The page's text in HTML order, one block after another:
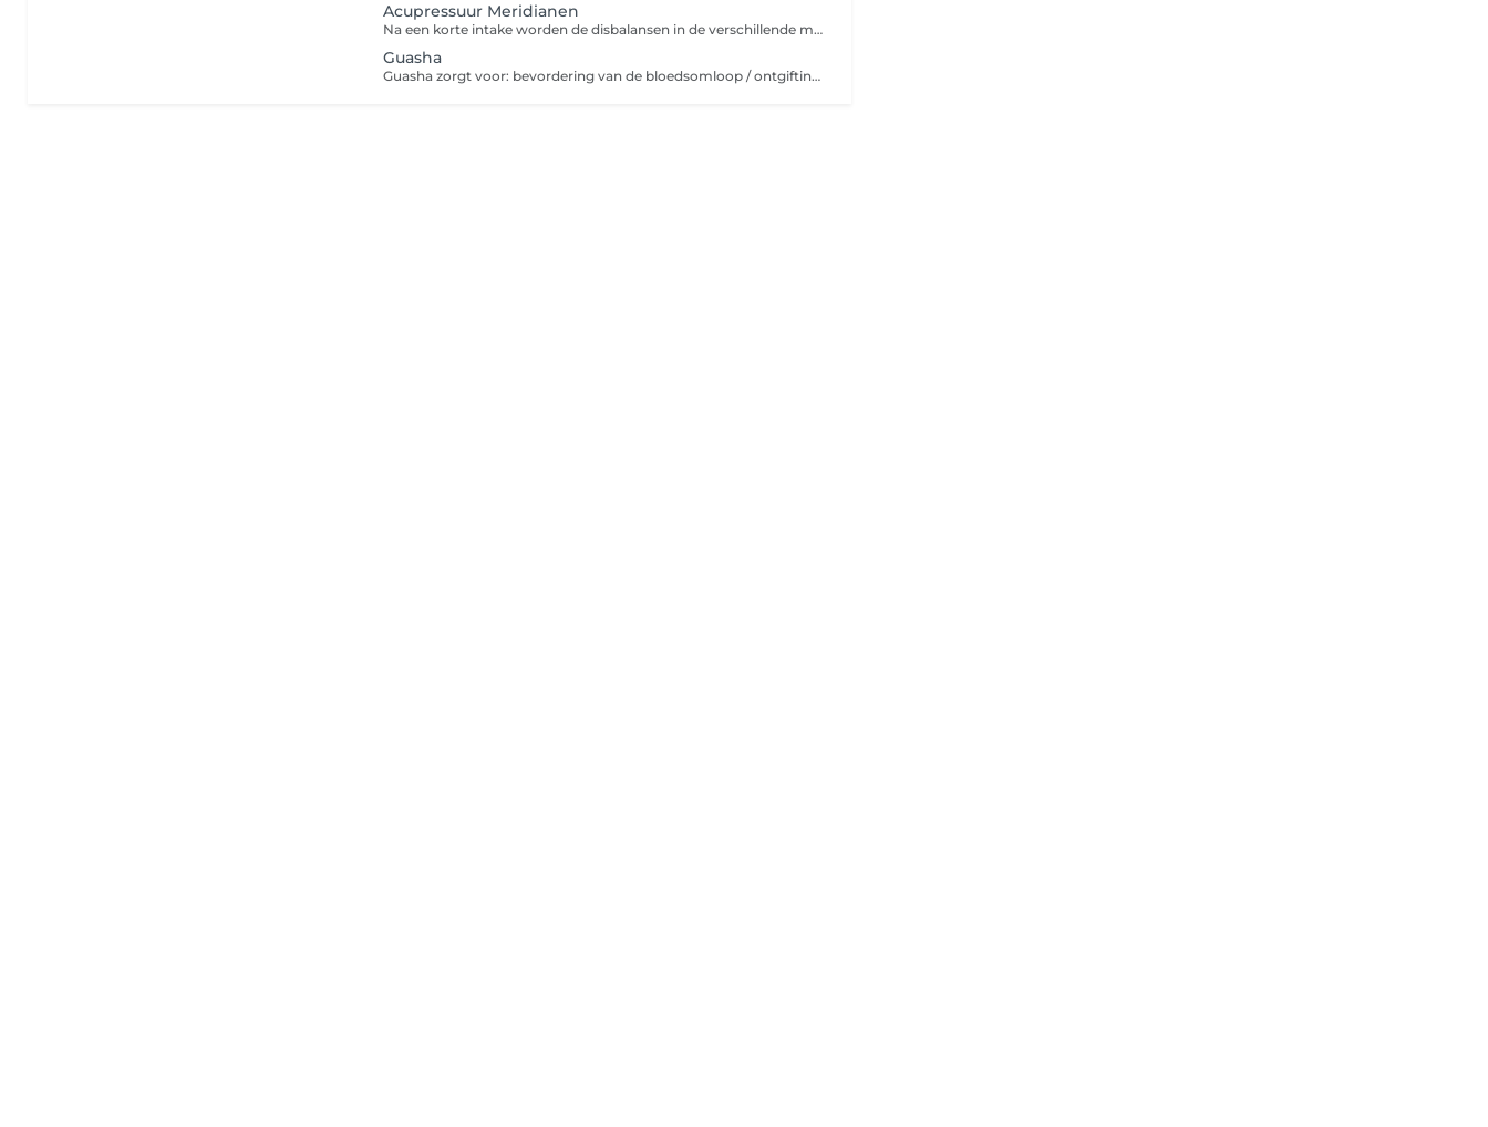
Acupressuur Meridianen
Na een korte intake worden de disbalansen in de verschillende meridianen behandeld. Dit is een drukpunten massage waarbij een doorstroom van energie in de blokkades wordt opgebouwd.
Guasha
Guasha zorgt voor: bevordering van de bloedsomloop / ontgifting en ontzuring / stimulatie van het immuunsysteem het verminderen/verlichten van blokkades en pijn / verbeterde werking van de organen regeneratie en revitalisatie / vermindering van spanning (stress), moeheid en burn-out balans op emotioneel vlak / ontspanning en bevordering van helderheid van geest.